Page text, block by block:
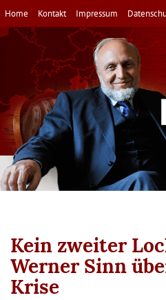
Direkt
zum
Inhalt
Home Kontakt Impressum
Kein zweiter
Werner Sinn
Krise